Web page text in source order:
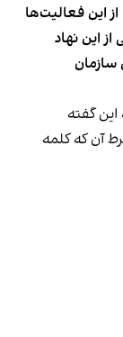
از این فعالیت‌ها
این نهاد
سازمان
گفته
آن که کلمه